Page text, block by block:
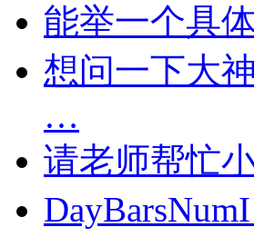
能举一个具
想问一下大
…
请老师帮忙